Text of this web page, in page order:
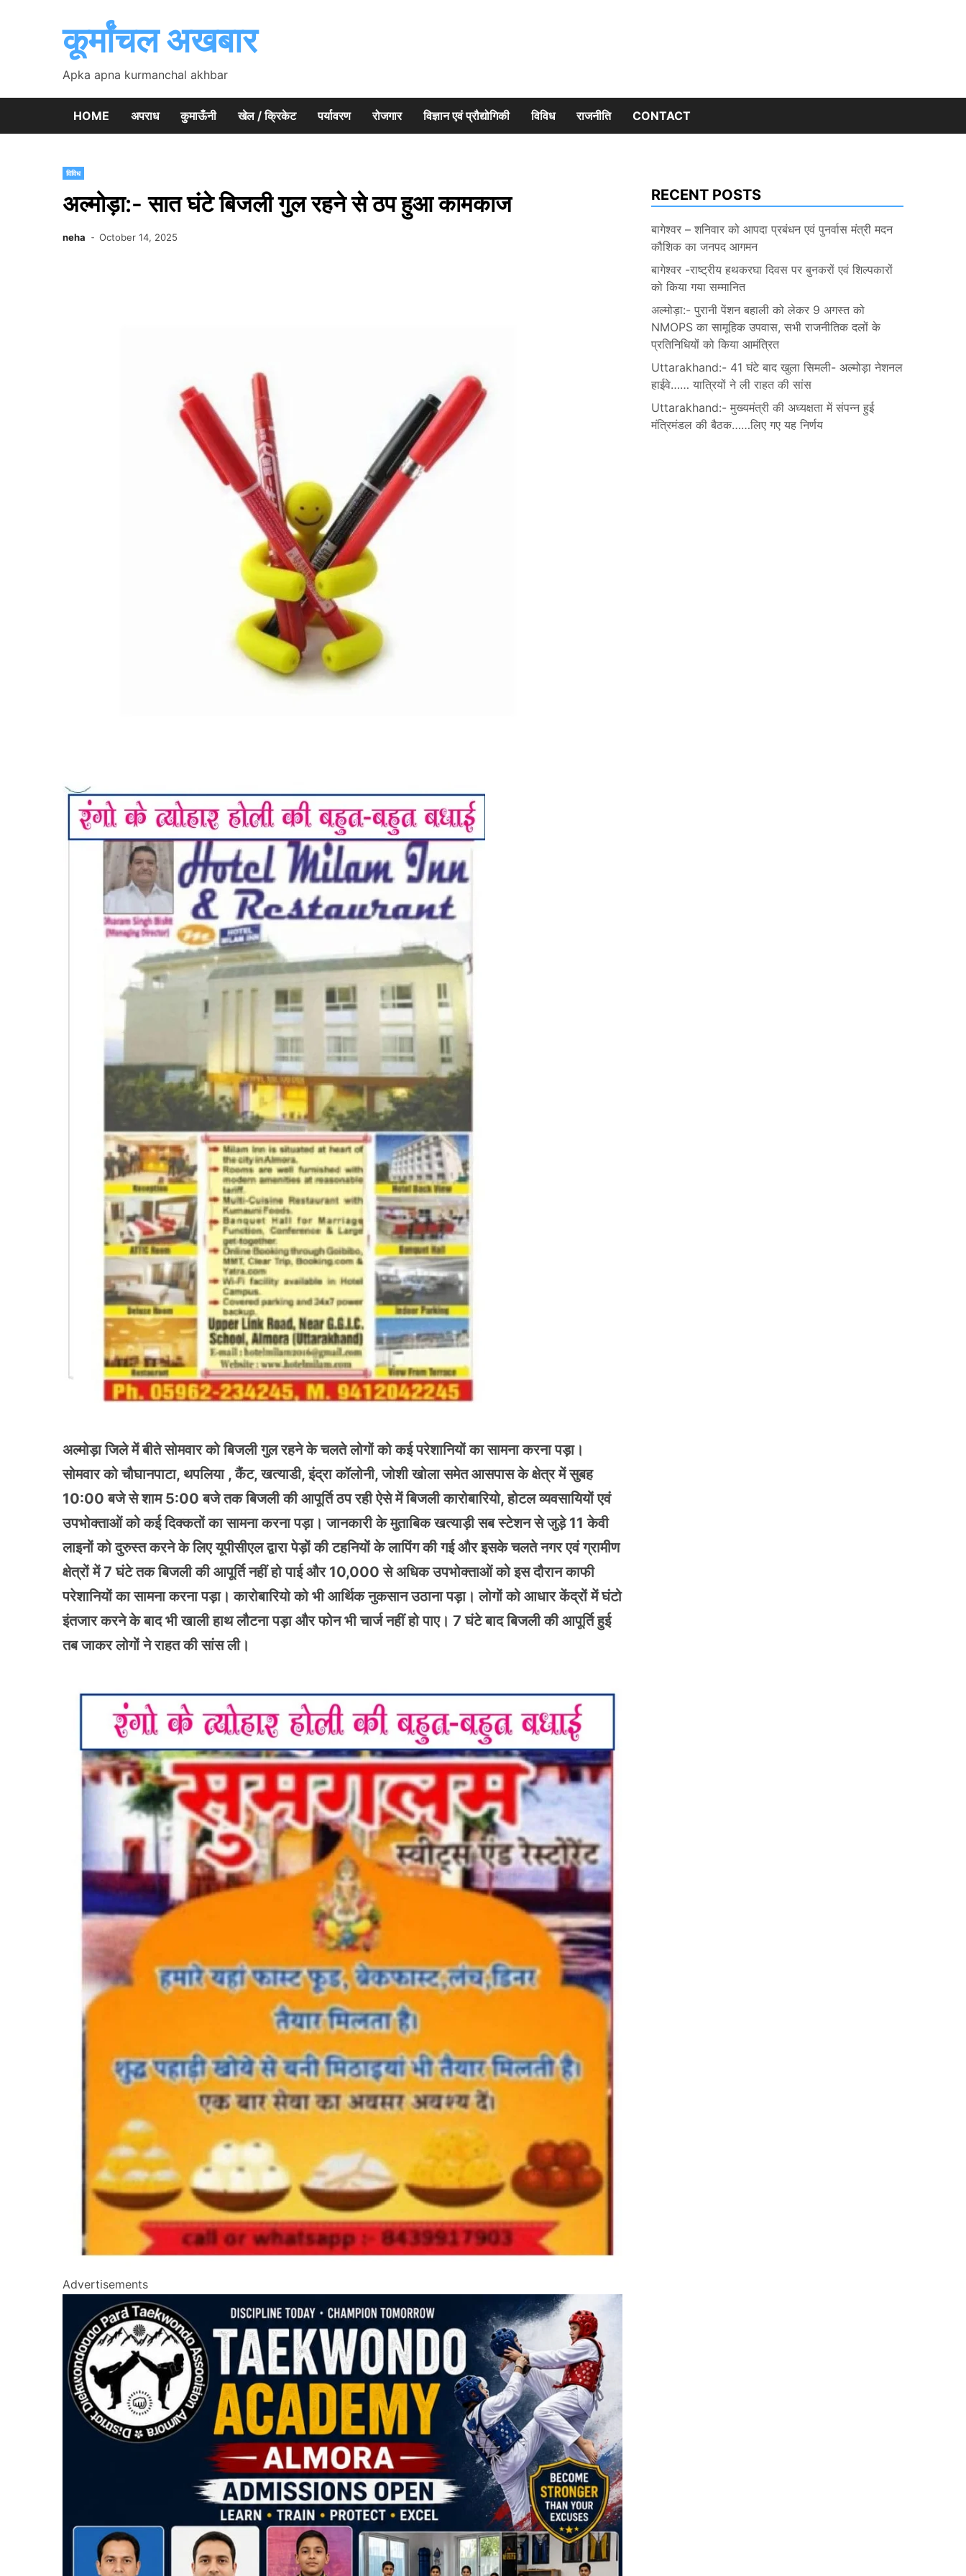
कूर्मांचल अखबार
Apka apna kurmanchal akhbar
HOME अपराध कुमाऊँनी खेल / क्रिकेट पर्यावरण रोजगार विज्ञान एवं प्रौद्योगिकी विविध राजनीति CONTACT
विविध
अल्मोड़ा:- सात घंटे बिजली गुल रहने से ठप हुआ कामकाज
neha October 14, 2025
अल्मोड़ा जिले में बीते सोमवार को बिजली गुल रहने के चलते लोगों को कई परेशानियों का सामना करना पड़ा।
सोमवार को चौघानपाटा, थपलिया , कैंट, खत्याडी, इंद्रा कॉलोनी, जोशी खोला समेत आसपास के क्षेत्र में सुबह
10:00 बजे से शाम 5:00 बजे तक बिजली की आपूर्ति ठप रही ऐसे में बिजली कारोबारियो, होटल व्यवसायियों एवं
उपभोक्ताओं को कई दिक्कतों का सामना करना पड़ा। जानकारी के मुताबिक खत्याड़ी सब स्टेशन से जुड़े 11 केवी
लाइनों को दुरुस्त करने के लिए यूपीसीएल द्वारा पेड़ों की टहनियों के लापिंग की गई और इसके चलते नगर एवं ग्रामीण
क्षेत्रों में 7 घंटे तक बिजली की आपूर्ति नहीं हो पाई और 10,000 से अधिक उपभोक्ताओं को इस दौरान काफी
परेशानियों का सामना करना पड़ा। कारोबारियो को भी आर्थिक नुकसान उठाना पड़ा। लोगों को आधार केंद्रों में घंटो
इंतजार करने के बाद भी खाली हाथ लौटना पड़ा और फोन भी चार्ज नहीं हो पाए। 7 घंटे बाद बिजली की आपूर्ति हुई
तब जाकर लोगों ने राहत की सांस ली।
Advertisements
RECENT POSTS
बागेश्वर – शनिवार को आपदा प्रबंधन एवं पुनर्वास मंत्री मदन
कौशिक का जनपद आगमन
बागेश्वर -राष्ट्रीय हथकरघा दिवस पर बुनकरों एवं शिल्पकारों
को किया गया सम्मानित
अल्मोड़ा:- पुरानी पेंशन बहाली को लेकर 9 अगस्त को
NMOPS का सामूहिक उपवास, सभी राजनीतिक दलों के
प्रतिनिधियों को किया आमंत्रित
Uttarakhand:- 41 घंटे बाद खुला सिमली- अल्मोड़ा नेशनल
हाईवे…… यात्रियों ने ली राहत की सांस
Uttarakhand:- मुख्यमंत्री की अध्यक्षता में संपन्न हुई
मंत्रिमंडल की बैठक……लिए गए यह निर्णय